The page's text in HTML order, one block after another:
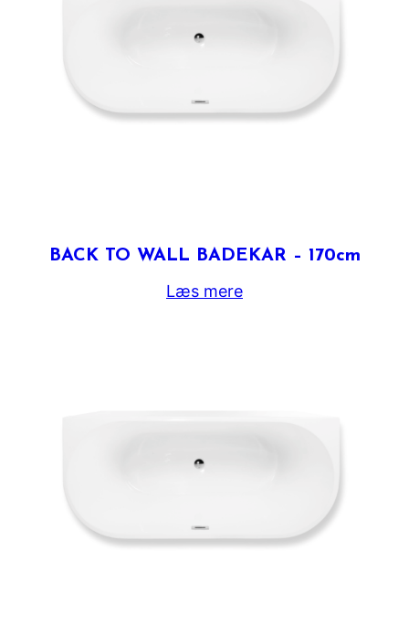
BACK TO WALL BADEKAR – 170cm
Læs mere